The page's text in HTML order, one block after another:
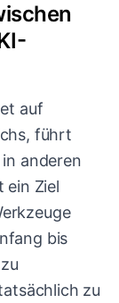
auf
führt
anderen
ein Ziel
bis
zu